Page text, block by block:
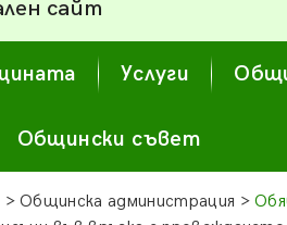
сайт
Услуги
Общински съвет
> Общинска администрация >